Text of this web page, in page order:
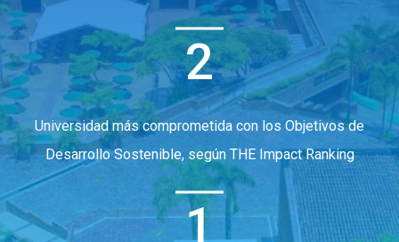
2
Universidad más comprometida con los Objetivos de
Desarrollo Sostenible, según THE Impact Ranking
1